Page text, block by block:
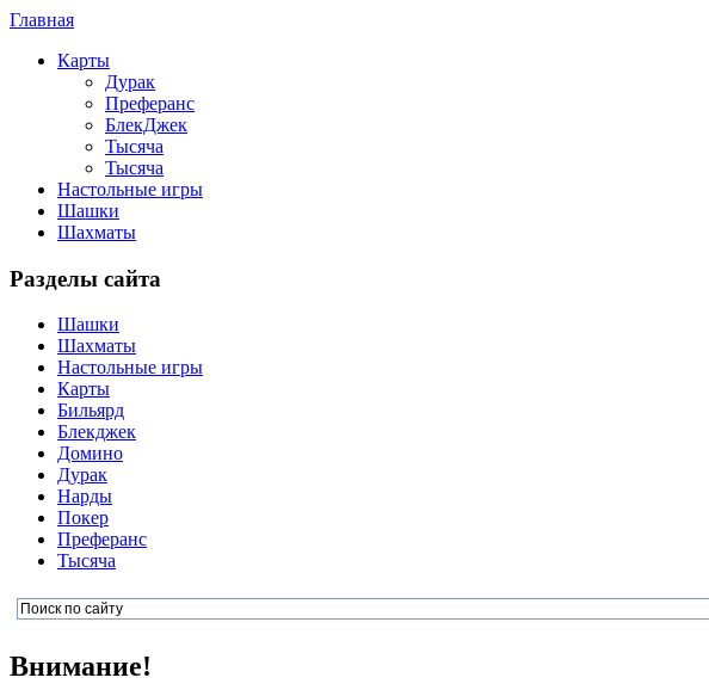
Главная
Карты
Дурак
Преферанс
БлекДжек
Тысяча
Тысяча
Настольные игры
Шашки
Шахматы
Разделы сайта
Шашки
Шахматы
Настольные игры
Карты
Бильярд
Блекджек
Домино
Дурак
Нарды
Покер
Преферанс
Тысяча
Внимание!